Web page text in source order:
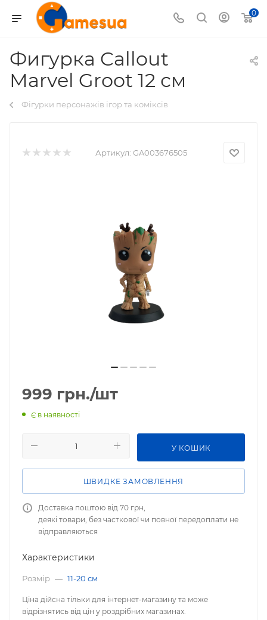
0
Фигурка Callout
Мarvel Groot 12 см
Фігурки персонажів ігор та коміксів
Артикул: GA003676505
999 грн./шт
Є в наявності
У КОШИК
ШВИДКЕ ЗАМОВЛЕННЯ
Доставка поштою від 70 грн,
деякі товари, без часткової чи повної передоплати не
відправляються
Характеристики
Розмір — 11-20 см
Ціна дійсна тільки для інтернет-магазину та може
відрізнятись від цін у роздрібних магазинах.